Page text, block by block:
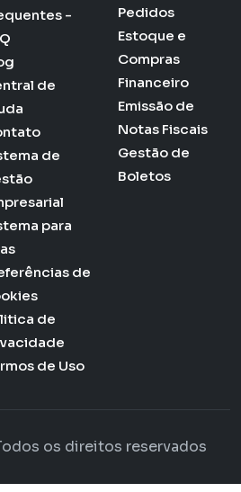
-
de
de
para
de
de
de Uso
Pedidos
Estoque e
Compras
Financeiro
Emissão de
Notas Fiscais
Gestão de
Boletos
os direitos reservados